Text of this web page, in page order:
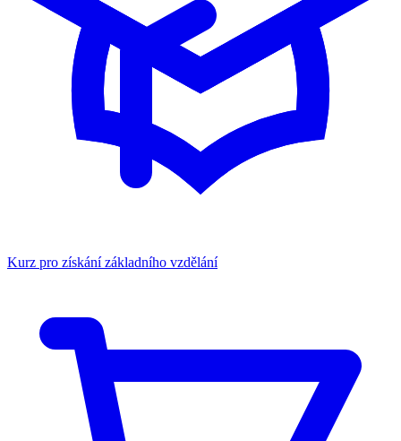
Kurz pro získání základního vzdělání